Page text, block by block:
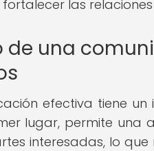
las
una
efectiva tiene
lugar, permite
interesadas, lo